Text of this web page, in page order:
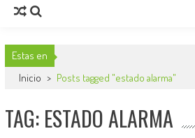
Estas en
Inicio > Posts tagged "estado alarma"
TAG: ESTADO ALARMA